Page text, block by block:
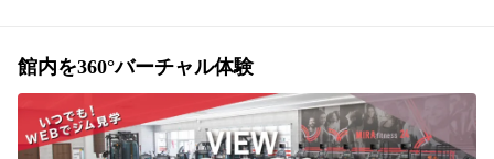
館内を360°バーチャル体験